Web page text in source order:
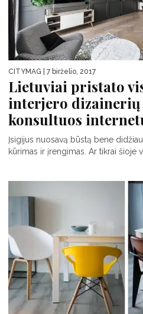
CITYMAG | 7 birželio, 2017
Lietuviai pristato
interjero dizainerių
konsultuos
Įsigijus nuosavą būstą bene
kūrimas ir įrengimas. Ar tikrai šioje